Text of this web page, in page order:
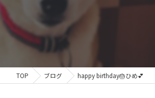
TOP ブログ happy birthday🎂ひめ💕